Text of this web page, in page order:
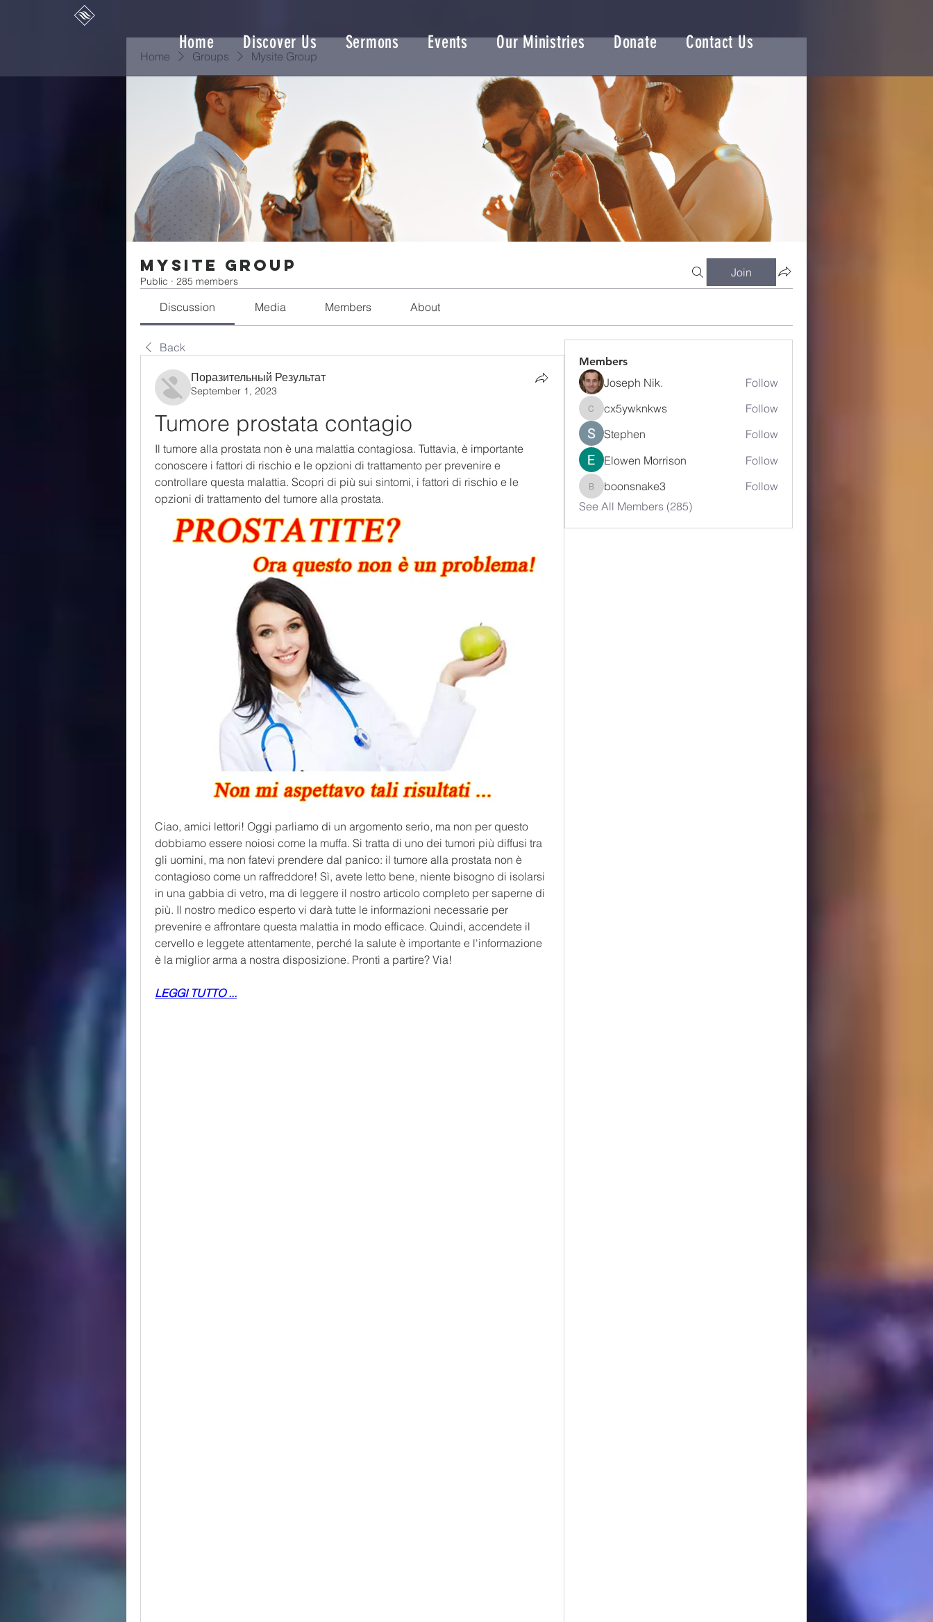
Home Discover Us Sermons Events Our Ministries Donate Contact Us
Home Groups Mysite Group
Mysite Group
Public · 285 members
Join
Discussion Media Members About
Back
Поразительный Результат
September 1, 2023
Tumore prostata contagio
Il tumore alla prostata non è una malattia contagiosa. Tuttavia, è importante
conoscere i fattori di rischio e le opzioni di trattamento per prevenire e
controllare questa malattia. Scopri di più sui sintomi, i fattori di rischio e le
opzioni di trattamento del tumore alla prostata.
Ciao, amici lettori! Oggi parliamo di un argomento serio, ma non per questo
dobbiamo essere noiosi come la muffa. Si tratta di uno dei tumori più diffusi tra
gli uomini, ma non fatevi prendere dal panico: il tumore alla prostata non è
contagioso come un raffreddore! Sì, avete letto bene, niente bisogno di isolarsi
in una gabbia di vetro, ma di leggere il nostro articolo completo per saperne di
più. Il nostro medico esperto vi darà tutte le informazioni necessarie per
prevenire e affrontare questa malattia in modo efficace. Quindi, accendete il
cervello e leggete attentamente, perché la salute è importante e l'informazione
è la miglior arma a nostra disposizione. Pronti a partire? Via!
LEGGI TUTTO ...
Members
Joseph Nik. Follow
cx5ywknkws
cx5ywknkws
Follow
Stephen
Follow
Elowen Morrison
Follow
boonsnake3
boonsnake3
Follow
See All Members (285)